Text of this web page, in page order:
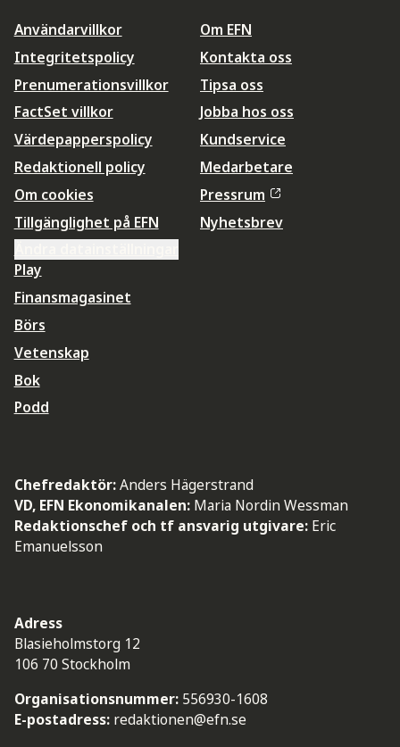
Användarvillkor
Integritetspolicy
Prenumerationsvillkor
FactSet villkor
Värdepapperspolicy
Redaktionell policy
Om cookies
Tillgänglighet på EFN
Om EFN
Kontakta oss
Tipsa oss
Jobba hos oss
Kundservice
Medarbetare
Pressrum
Nyhetsbrev
Play
Finansmagasinet
Börs
Vetenskap
Bok
Podd
Chefredaktör:Anders Hägerstrand
VD, EFN Ekonomikanalen: Maria Nordin Wessman
Redaktionschef och tf ansvarig utgivare: Eric
Emanuelsson
Adress
Blasieholmstorg 12
106 70 Stockholm
Organisationsnummer: 556930-1608
E-postadress: redaktionen@efn.se